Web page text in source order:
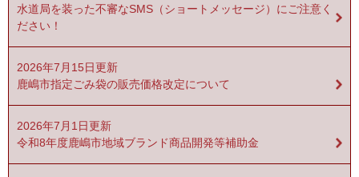
水道局を装った不審なSMS（ショートメッセージ）にご注意く
ださい！
2026年7月15日更新
鹿嶋市指定ごみ袋の販売価格改定について
2026年7月1日更新
令和8年度鹿嶋市地域ブランド商品開発等補助金